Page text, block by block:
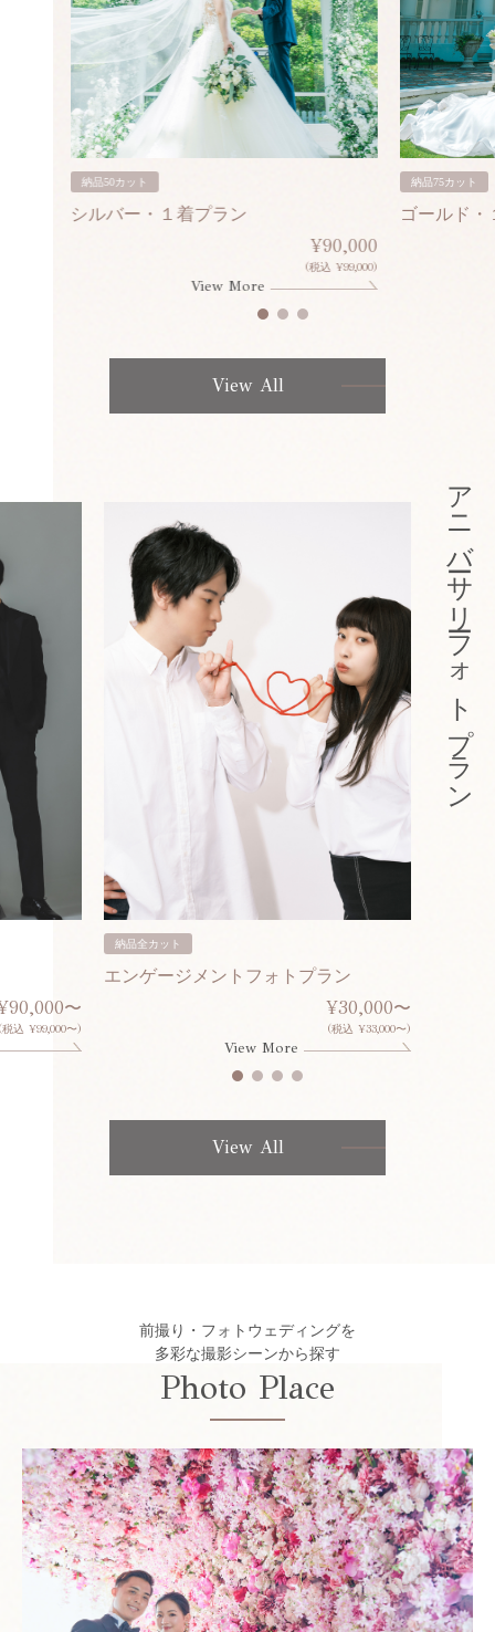
納品50カット
シルバー・１着プラン
¥90,000
(税込 ¥99,000)
View More
納品75カット
ゴールド・
View All
〜
(税込 ¥99,000〜)
納品全カット
エンゲージメントフォトプラン
¥30,000〜
(税込 ¥33,000〜)
View More
アニバーサリーフォトプラン
View All
前撮り・フォトウェディングを
多彩な撮影シーンから探す
Photo Place